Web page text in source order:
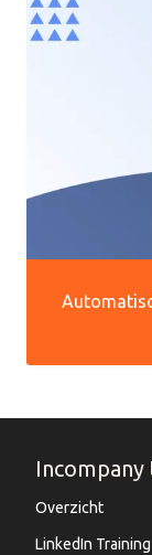
Incompany
Overzicht
LinkedIn Training